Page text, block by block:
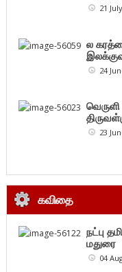
21
ல
24
23
கவிதை
நட்பு
மதுரை
04